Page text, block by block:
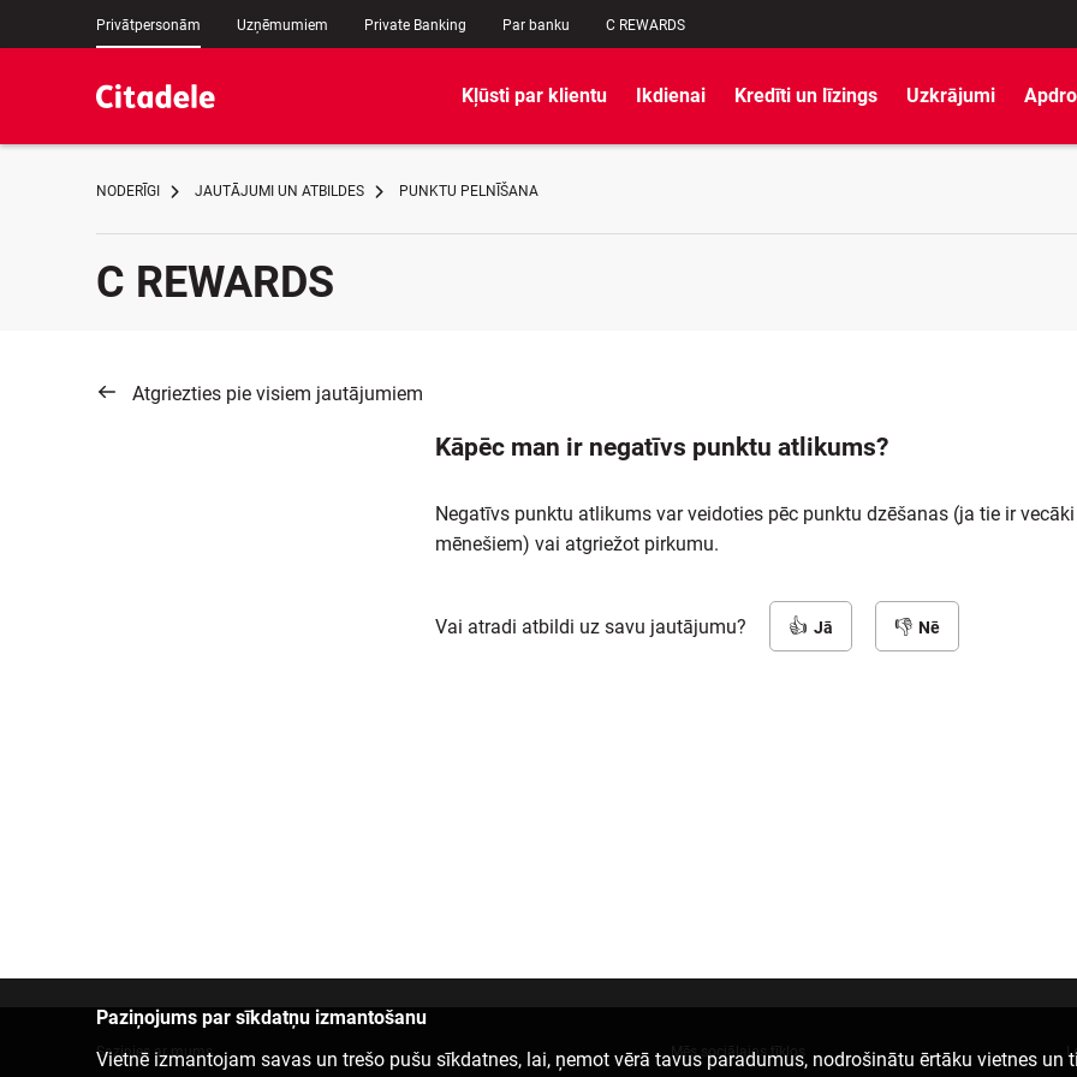
Privātpersonām Uzņēmumiem Private Banking Par banku C REWARDS
Kļūsti par klientu Ikdienai Kredīti un līzings Uzkrājumi
NODERĪGI JAUTĀJUMI UN ATBILDES PUNKTU PELNĪŠANA
C REWARDS
Atgriezties pie visiem jautājumiem
Kāpēc man ir negatīvs punktu atlikums?
Negatīvs punktu atlikums var veidoties pēc punktu dzēšanas (ja tie ir
mēnešiem) vai atgriežot pirkumu.
Vai atradi atbildi uz savu jautājumu? Jā Nē
Paziņojums par sīkdatņu izmantošanu
Vietnē izmantojam savas un trešo pušu sīkdatnes, lai, ņemot vērā tavus paradumus, nodrošinātu ērtāku vietnes un
Sazinies ar mums Mēs sociālajos tīklos